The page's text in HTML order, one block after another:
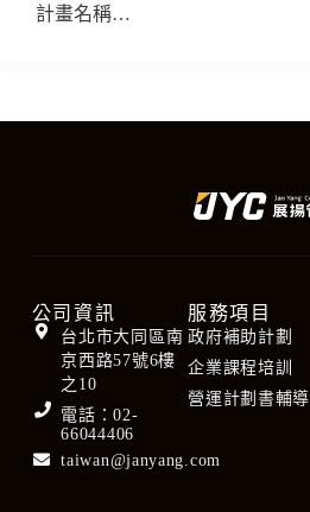
計畫名稱…
公司資訊
台北市大同區南
京西路57號6樓
之10
電話：02-
66044406
taiwan@janyang.com
服務項目
政府補助計劃
企業課程培訓
營運計劃書輔導